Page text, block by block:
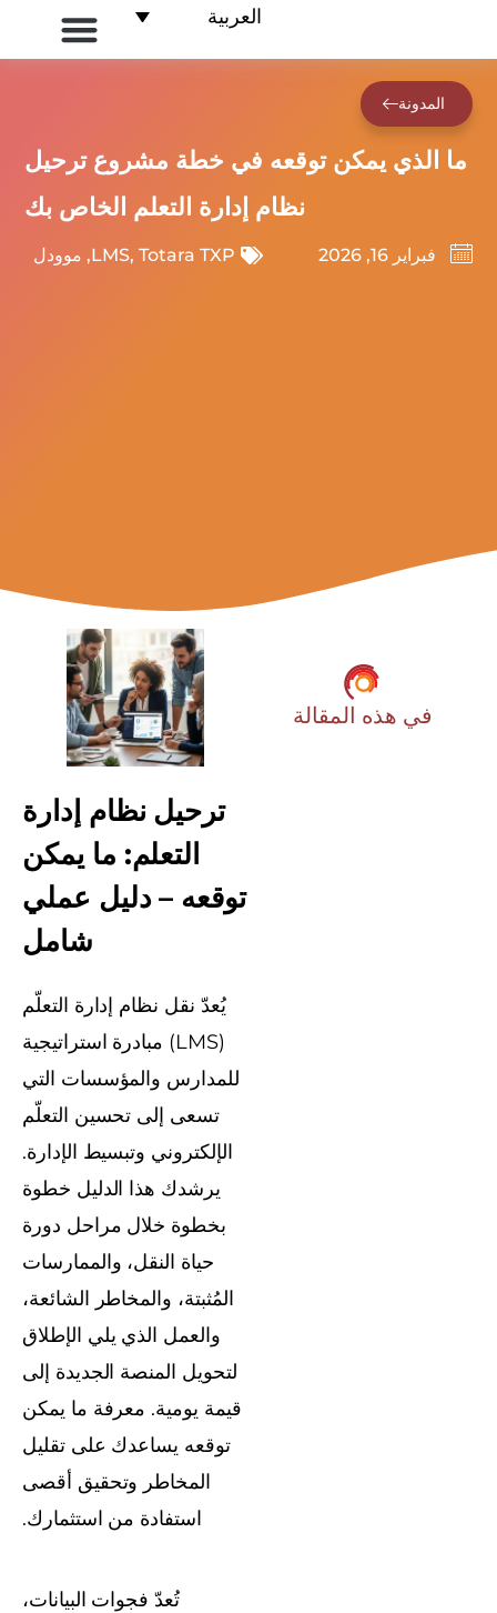
العربية
المدونة
ما الذي يمكن توقعه في خطة مشروع ترحيل
نظام إدارة التعلم الخاص بك
فبراير 16, 2026 LMS, Totara TXP
, موودل
في هذه المقالة
ترحيل نظام إدارة
التعلم: ما يمكن
توقعه – دليل عملي
شامل
يُعدّ نقل نظام إدارة التعلّم
(LMS) مبادرة استراتيجية
للمدارس والمؤسسات التي
تسعى إلى تحسين التعلّم
الإلكتروني وتبسيط الإدارة.
يرشدك هذا الدليل خطوة
بخطوة خلال مراحل دورة
حياة النقل، والممارسات
المُثبتة، والمخاطر الشائعة،
والعمل الذي يلي الإطلاق
لتحويل المنصة الجديدة إلى
قيمة يومية. معرفة ما يمكن
توقعه يساعدك على تقليل
المخاطر وتحقيق أقصى
استفادة من استثمارك.
تُعدّ فجوات البيانات،